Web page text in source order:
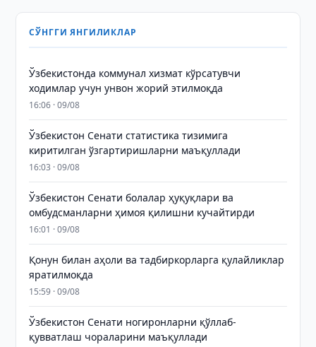
СЎНГГИ ЯНГИЛИКЛАР
Ўзбекистонда коммунал хизмат кўрсатувчи
ходимлар учун унвон жорий этилмоқда
16:06 · 09/08
Ўзбекистон Сенати статистика тизимига
киритилган ўзгартиришларни маъқуллади
16:03 · 09/08
Ўзбекистон Сенати болалар ҳуқуқлари ва
омбудсманларни ҳимоя қилишни кучайтирди
16:01 · 09/08
Қонун билан аҳоли ва тадбиркорларга қулайликлар
яратилмоқда
15:59 · 09/08
Ўзбекистон Сенати ногиронларни қўллаб-
қувватлаш чораларини маъқуллади